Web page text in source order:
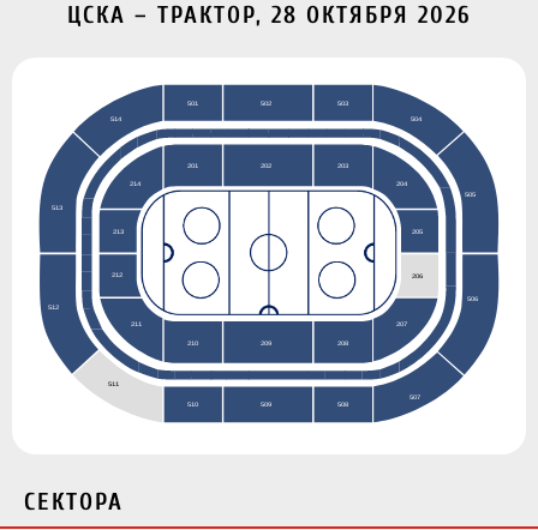
ЦСКА – ТРАКТОР, 28 ОКТЯБРЯ 2026
502
501 503
504
505
506
507
508
509
510
511
512
513
514
201 202 203
204
205
206
207
208
209
210
211
212
213
214
СЕКТОРА